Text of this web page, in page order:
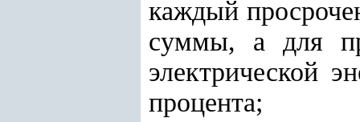
каждый
суммы, а для
электрической
процента;